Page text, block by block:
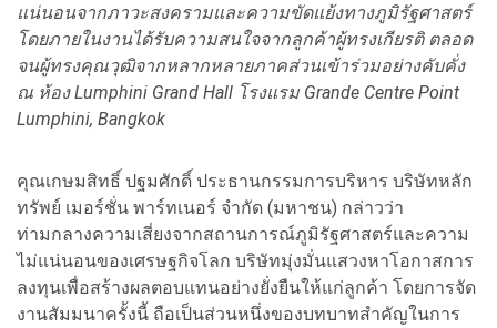
แน่นอนจากภาวะสงครามและความขัดแย้งทางภูมิรัฐศาสตร์
โดยภายในงานได้รับความสนใจจากลูกค้าผู้ทรงเกียรติ ตลอด
จนผู้ทรงคุณวุฒิจากหลากหลายภาคส่วนเข้าร่วมอย่างคับคั่ง
ณ ห้อง Lumphini Grand Hall โรงแรม Grande Centre Point
Lumphini, Bangkok
คุณเกษมสิทธิ์ ปฐมศักดิ์ ประธานกรรมการบริหาร บริษัทหลัก
ทรัพย์ เมอร์ชั่น พาร์ทเนอร์ จำกัด (มหาชน) กล่าวว่า
ท่ามกลางความเสี่ยงจากสถานการณ์ภูมิรัฐศาสตร์และความ
ไม่แน่นอนของเศรษฐกิจโลก บริษัทมุ่งมั่นแสวงหาโอกาสการ
ลงทุนเพื่อสร้างผลตอบแทนอย่างยั่งยืนให้แก่ลูกค้า โดยการจัด
งานสัมมนาครั้งนี้ ถือเป็นส่วนหนึ่งของบทบาทสำคัญในการ